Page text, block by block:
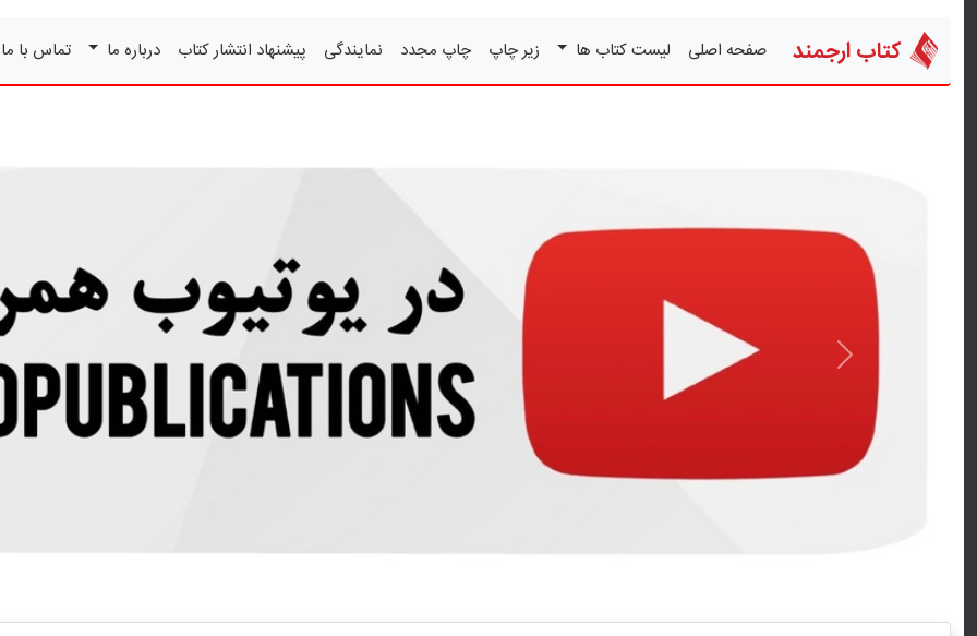
کتاب ارجمند صفحه اصلی لیست کتاب ها زیر چاپ چاپ مجدد نمایندگی پیشنهاد انتشار کتاب درباره ما تماس با
قبلی